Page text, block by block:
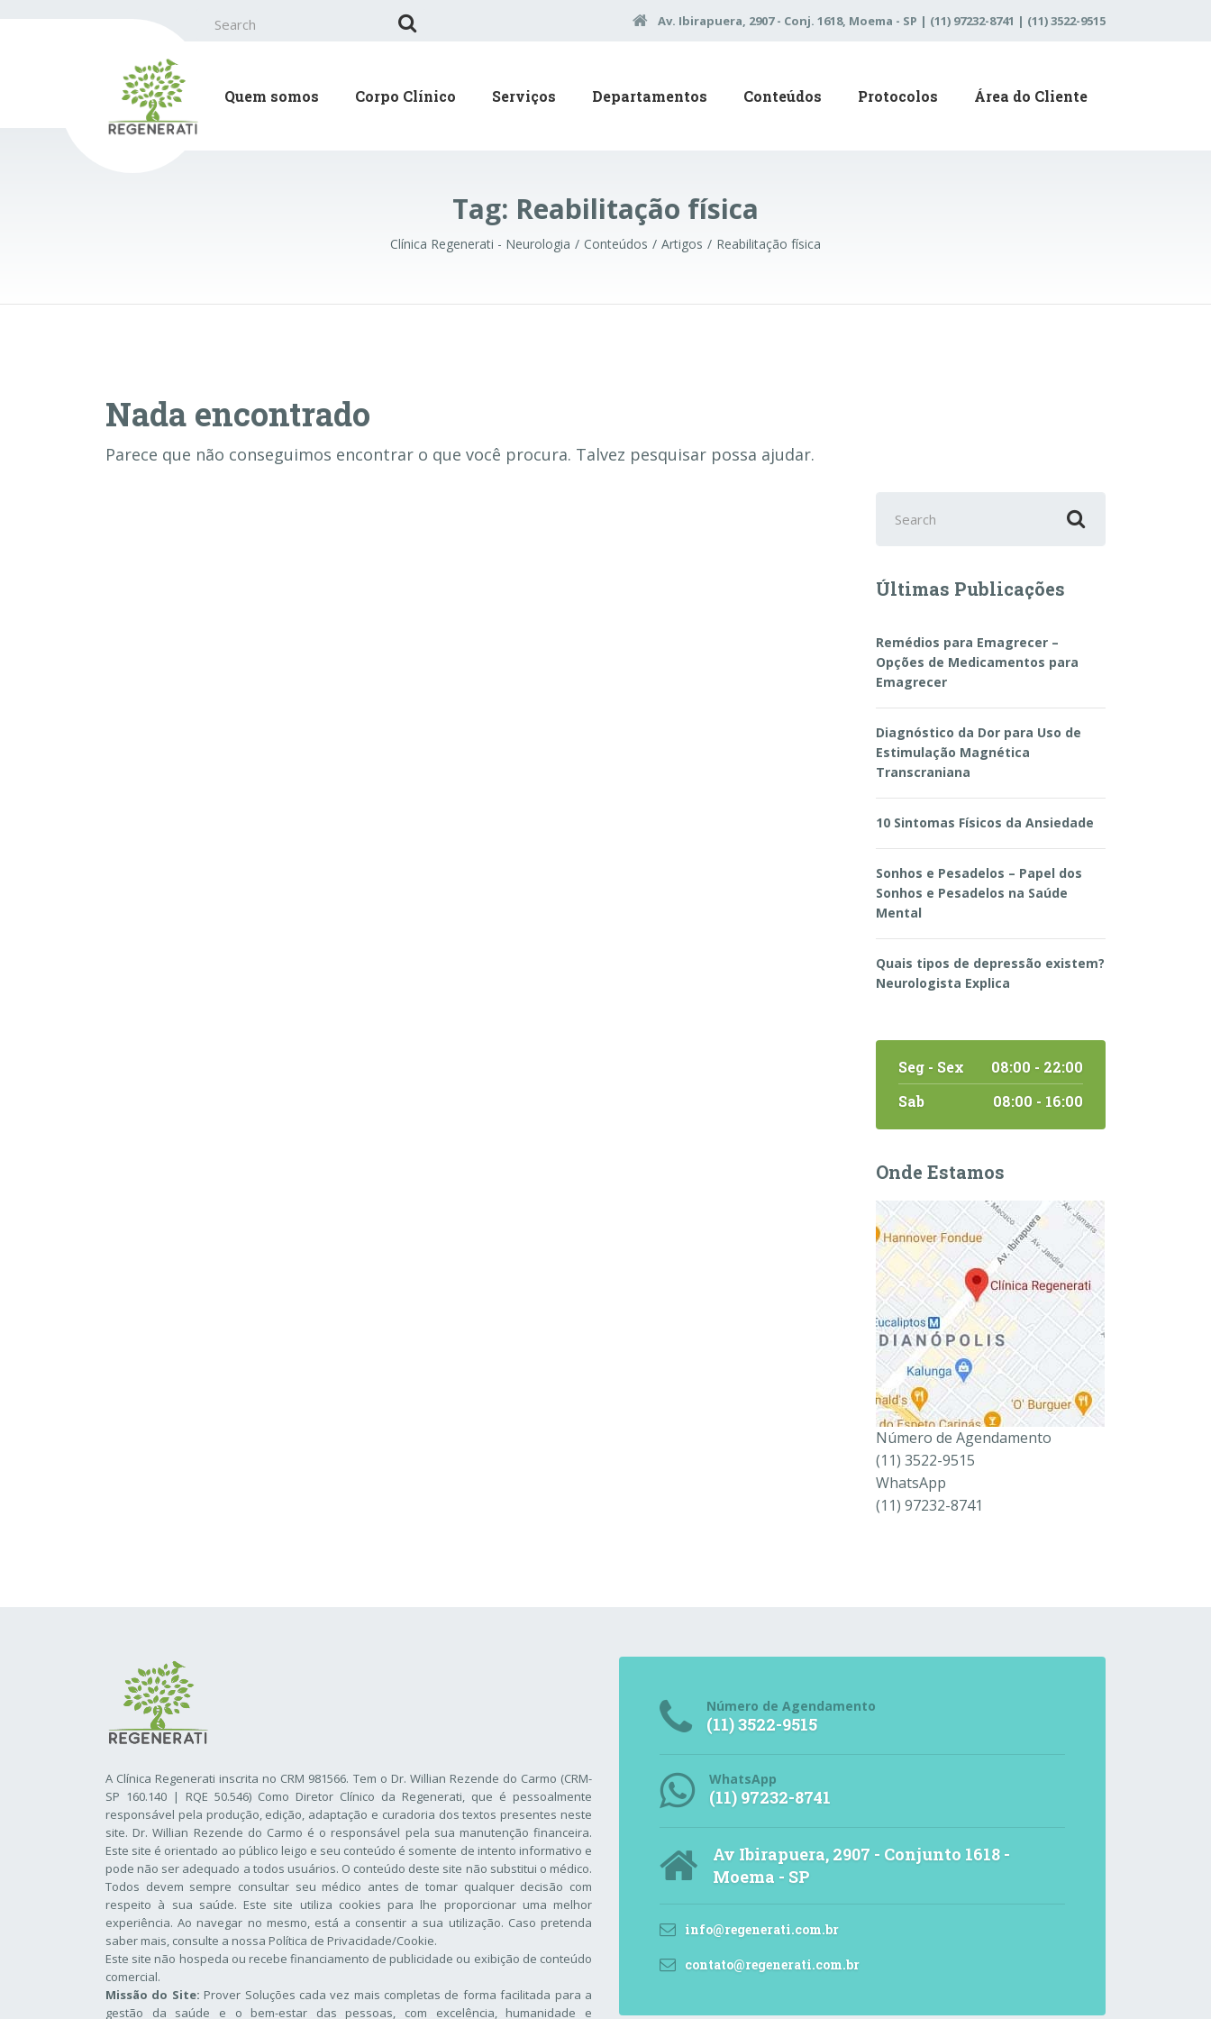
Av. Ibirapuera, 2907 - Conj. 1618, Moema - SP | (11) 97232-8741 | (11) 3522-9515
Quem somos Corpo Clínico Serviços Departamentos Conteúdos Protocolos Área do Cliente
Tag: Reabilitação física
Clínica Regenerati - Neurologia Conteúdos Artigos Reabilitação física
Nada encontrado
Parece que não conseguimos encontrar o que você procura. Talvez pesquisar possa ajudar.
for:
Últimas Publicações
Remédios para Emagrecer –
Opções de Medicamentos para
Emagrecer
Diagnóstico da Dor para Uso de
Estimulação Magnética
Transcraniana
10 Sintomas Físicos da Ansiedade
Sonhos e Pesadelos – Papel dos
Sonhos e Pesadelos na Saúde
Mental
Quais tipos de depressão existem?
Neurologista Explica
Seg - Sex
08:00 - 22:00
Sab
08:00 - 16:00
Onde Estamos
Número de Agendamento
(11) 3522-9515
WhatsApp
(11) 97232-8741
A Clínica Regenerati inscrita no CRM 981566. Tem o Dr. Willian Rezende do Carmo (CRM-
SP 160.140 | RQE 50.546) Como Diretor Clínico da Regenerati, que é pessoalmente
responsável pela produção, edição, adaptação e curadoria dos textos presentes neste
site. Dr. Willian Rezende do Carmo é o responsável pela sua manutenção financeira.
Este site é orientado ao público leigo e seu conteúdo é somente de intento informativo e
pode não ser adequado a todos usuários. O conteúdo deste site não substitui o médico.
Todos devem sempre consultar seu médico antes de tomar qualquer decisão com
respeito à sua saúde. Este site utiliza cookies para lhe proporcionar uma melhor
experiência. Ao navegar no mesmo, está a consentir a sua utilização. Caso pretenda
saber mais, consulte a nossa Política de Privacidade/Cookie.
Este site não hospeda ou recebe financiamento de publicidade ou exibição de conteúdo
comercial.
Missão do Site: Prover Soluções cada vez mais completas de forma facilitada para a
gestão da saúde e o bem-estar das pessoas, com excelência, humanidade e
Número de Agendamento
(11) 3522-9515
WhatsApp
(11) 97232-8741
Av Ibirapuera, 2907 - Conjunto 1618 -
Moema - SP
info@regenerati.com.br
contato@regenerati.com.br